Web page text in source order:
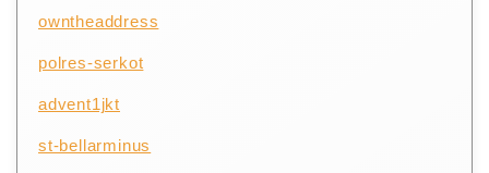
owntheaddress
polres-serkot
advent1jkt
st-bellarminus